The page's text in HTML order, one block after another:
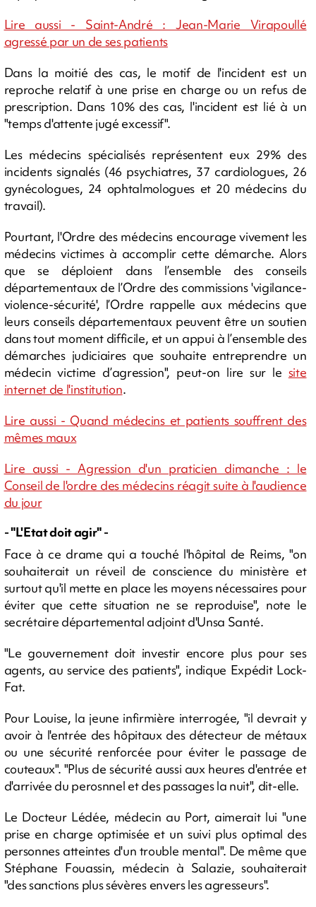
Lire aussi - Saint-André : Jean-Marie Virapoullé
agressé par un de ses patients
Dans la moitié des cas, le motif de l'incident est un
reproche relatif à une prise en charge ou un refus de
prescription. Dans 10% des cas, l'incident est lié à un
"temps d'attente jugé excessif".
Les médecins spécialisés représentent eux 29% des
incidents signalés (46 psychiatres, 37 cardiologues, 26
gynécologues, 24 ophtalmologues et 20 médecins du
travail).
Pourtant, l'Ordre des médecins encourage vivement les
médecins victimes à accomplir cette démarche. Alors
que se déploient dans l’ensemble des conseils
départementaux de l’Ordre des commissions 'vigilance-
violence-sécurité', l’Ordre rappelle aux médecins que
leurs conseils départementaux peuvent être un soutien
dans tout moment difficile, et un appui à l’ensemble des
démarches judiciaires que souhaite entreprendre un
médecin victime d’agression", peut-on lire sur le site
internet de l'institution.
Lire aussi - Quand médecins et patients souffrent des
mêmes maux
Lire aussi - Agression d'un praticien dimanche : le
Conseil de l'ordre des médecins réagit suite à l'audience
du jour
- "L'Etat doit agir" -
Face à ce drame qui a touché l'hôpital de Reims, "on
souhaiterait un réveil de conscience du ministère et
surtout qu'il mette en place les moyens nécessaires pour
éviter que cette situation ne se reproduise", note le
secrétaire départemental adjoint d'Unsa Santé.
"Le gouvernement doit investir encore plus pour ses
agents, au service des patients", indique Expédit Lock-
Fat.
Pour Louise, la jeune infirmière interrogée, "il devrait y
avoir à l'entrée des hôpitaux des détecteur de métaux
ou une sécurité renforcée pour éviter le passage de
couteaux". "Plus de sécurité aussi aux heures d'entrée et
d'arrivée du perosnnel et des passages la nuit", dit-elle.
Le Docteur Lédée, médecin au Port, aimerait lui "une
prise en charge optimisée et un suivi plus optimal des
personnes atteintes d'un trouble mental". De même que
Stéphane Fouassin, médecin à Salazie, souhaiterait
"des sanctions plus sévères envers les agresseurs".